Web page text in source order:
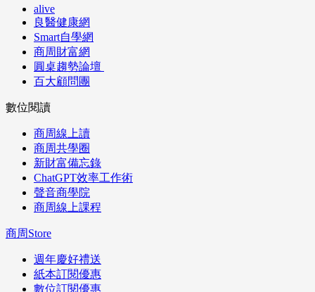
alive
良醫健康網
Smart自學網
商周財富網
圓桌趨勢論壇
百大顧問團
數位閱讀
商周線上讀
商周共學圈
新財富備忘錄
ChatGPT效率工作術
聲音商學院
商周線上課程
商周Store
週年慶好禮送
紙本訂閱優惠
數位訂閱優惠